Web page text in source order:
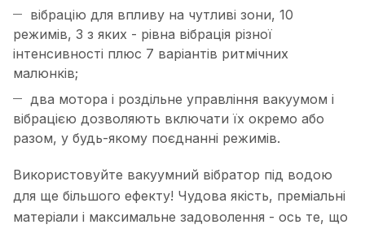
вібрацію для впливу на чутливі зони, 10
режимів, 3 з яких - рівна вібрація різної
інтенсивності плюс 7 варіантів ритмічних
малюнків;
два мотора і роздільне управління вакуумом і
вібрацією дозволяють включати їх окремо або
разом, у будь-якому поєднанні режимів.
Використовуйте вакуумний вібратор під водою
для ще більшого ефекту! Чудова якість, преміальні
матеріали і максимальне задоволення - ось те, що